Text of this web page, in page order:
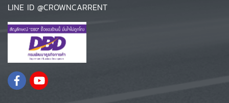
LINE ID @CROWNCARRENT